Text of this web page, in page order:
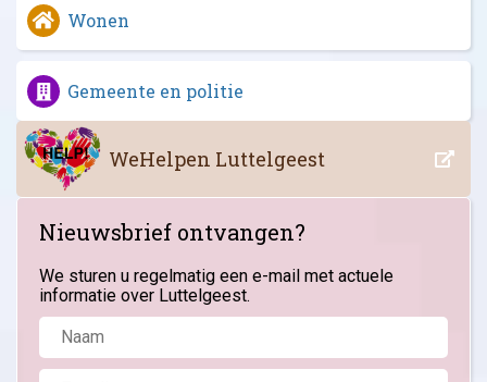
Wonen
Gemeente en politie
WeHelpen Luttelgeest
Nieuwsbrief ontvangen?
We sturen u regelmatig een e-mail met actuele
informatie over Luttelgeest.